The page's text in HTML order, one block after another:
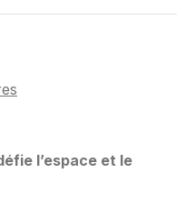
l’espace et le